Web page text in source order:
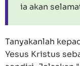
ia akan
Tanyakanlah
Yesus Kristus